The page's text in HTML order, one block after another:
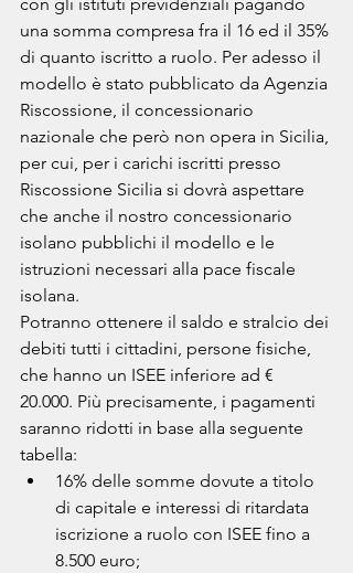
con gli istituti previdenziali pagando
una somma compresa fra il 16 ed il 35%
di quanto iscritto a ruolo. Per adesso il
modello è stato pubblicato da Agenzia
Riscossione, il concessionario
nazionale che però non opera in Sicilia,
per cui, per i carichi iscritti presso
Riscossione Sicilia si dovrà aspettare
che anche il nostro concessionario
isolano pubblichi il modello e le
istruzioni necessari alla pace fiscale
isolana.
Potranno ottenere il saldo e stralcio dei
debiti tutti i cittadini, persone fisiche,
che hanno un ISEE inferiore ad €
20.000. Più precisamente, i pagamenti
saranno ridotti in base alla seguente
tabella:
16% delle somme dovute a titolo
di capitale e interessi di ritardata
iscrizione a ruolo con ISEE fino a
8.500 euro;